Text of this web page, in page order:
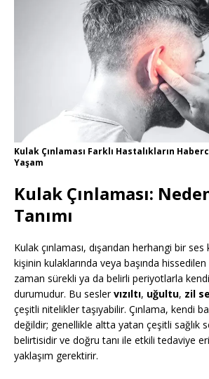
Kulak Çınlaması Farklı Hastalıkların
Yaşam
Kulak Çınlaması:
Tanımı
Kulak çınlaması, dışarıdan herhangi bir
kişinin kulaklarında veya başında
zaman sürekli ya da belirli periyotlarla
durumudur. Bu seslervızıltı, uğultu, zil
çeşitli nitelikler taşıyabilir. Çınlama, kendi
değildir; genellikle altta yatan çeşitli sağlık
belirtisidir ve doğru tanı ile etkili tedaviye
yaklaşım gerektirir.